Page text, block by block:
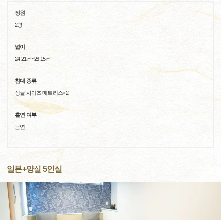
정원
2명
넓이
24.21㎡~26.15㎡
침대 종류
싱글 사이즈 매트리스×2
흡연 여부
금연
일본+양실 5인실